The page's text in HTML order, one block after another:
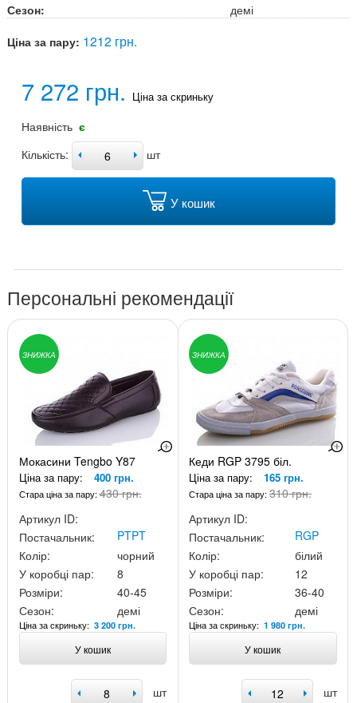
Сезон:
демі
Ціна за пару: 1212 грн.
7 272 грн. Ціна за скриньку
Наявність є
Кількість:
шт
У кошик
Персональні рекомендації
ЗНИЖКА
Мокасини Tengbo Y87
Ціна за пару: 400 грн.
Стара ціна за пару:430 грн.
Артикул ID:
Постачальник:
PTPT
Колір:
чорний
У коробці пар:
8
Розміри:
40-45
Сезон:
демі
Ціна за скриньку: 3 200 грн.
У кошик
шт
ЗНИЖКА
Кеди RGP 3795 біл.
Ціна за пару: 165 грн.
Стара ціна за пару:310 грн.
Артикул ID:
Постачальник:
RGP
Колір:
білий
У коробці пар:
12
Розміри:
36-40
Сезон:
демі
Ціна за скриньку:1 980 грн.
У кошик
шт